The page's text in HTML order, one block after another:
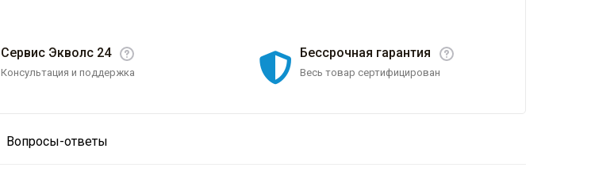
Сервис Экволс 24
Консультация и поддержка
Бессрочная гарантия
Весь товар сертифицирован
Вопросы-ответы